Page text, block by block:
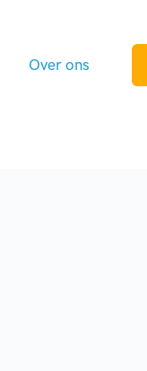
Over ons